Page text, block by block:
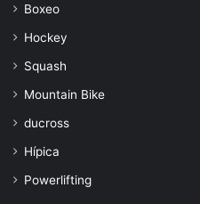
Boxeo
Hockey
Squash
Mountain Bike
ducross
Hípica
Powerlifting